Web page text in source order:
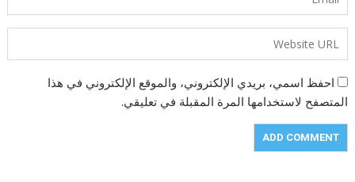
احفظ اسمي، بريدي الإلكتروني، والموقع الإلكتروني في هذا
المتصفح لاستخدامها المرة المقبلة في تعليقي.